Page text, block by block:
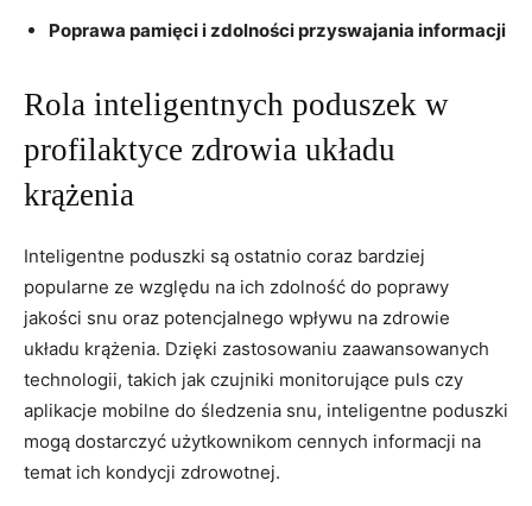
Poprawa pamięci i zdolności przyswajania informacji
Rola inteligentnych poduszek‌ w
profilaktyce zdrowia‍ układu
‍krążenia
Inteligentne ‍poduszki są​ ostatnio coraz ‍bardziej
popularne⁢ ze względu na ich ⁤zdolność do poprawy
jakości snu⁤ oraz potencjalnego wpływu na zdrowie
układu krążenia. Dzięki⁢ zastosowaniu zaawansowanych
technologii, ⁢takich jak​ czujniki monitorujące puls⁣ czy
aplikacje ⁤mobilne ⁢do ​śledzenia snu, inteligentne poduszki⁣
mogą dostarczyć użytkownikom ‍cennych informacji na
temat ich ⁣kondycji‌ zdrowotnej.